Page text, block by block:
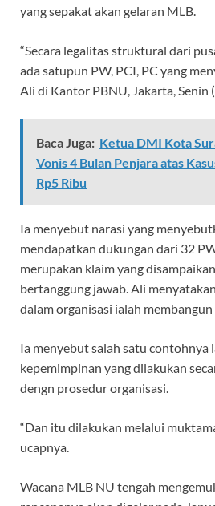
yang sepakat akan gelaran MLB.
“Secara legalitas struktural dari
ada satupun PW, PCI, PC yang
Ali di Kantor PBNU, Jakarta, Senin
Baca Juga: Ketua DMI Kota
Vonis 4 Bulan Penjara atas
Rp5 Ribu
Ia menyebut narasi yang
mendapatkan dukungan dari 32
merupakan klaim yang
bertanggung jawab. Ali
dalam organisasi ialah
Ia menyebut salah satu contohnya
kepemimpinan yang dilakukan
dengn prosedur organisasi.
“Dan itu dilakukan melalui
ucapnya.
Wacana MLB NU tengah